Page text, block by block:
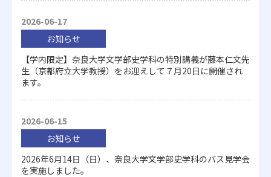
2026-06-17
お知らせ
【学内限定】奈良大学文学部史学科の特別講義が藤本仁文先
生（京都府立大学教授）をお迎えして７月20日に開催され
ます。
2026-06-15
お知らせ
2026年6月14日（日）、奈良大学文学部史学科のバス見学会
を実施しました。